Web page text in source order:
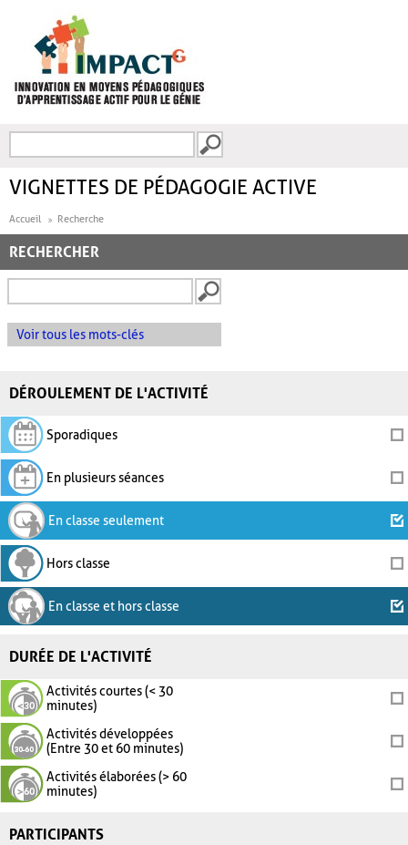
FORMULAIRE DE
VIGNETTES DE PÉDAGOGIE ACTIVE
Accueil Recherche
RECHERCHER
Voir tous les mots-clés
DÉROULEMENT DE L'ACTIVITÉ
Sporadiques
En plusieurs séances
En classe seulement
Hors classe
En classe et hors classe
DURÉE DE L'ACTIVITÉ
Activités courtes (< 30
minutes)
Activités développées
(Entre 30 et 60 minutes)
Activités élaborées (> 60
minutes)
PARTICIPANTS